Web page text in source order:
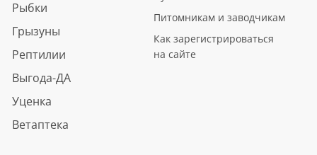
Рыбки
Грызуны
Рептилии
Выгода-ДА
Уценка
Ветаптека
Питомникам и заводчикам
Как зарегистрироваться
на сайте